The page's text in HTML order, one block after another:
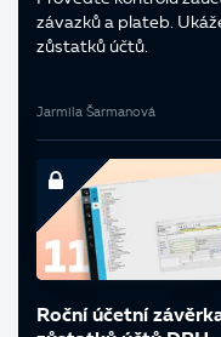
závazků a plateb.
zůstatků účtů.
Jarmila Šarmanová
Roční účetní